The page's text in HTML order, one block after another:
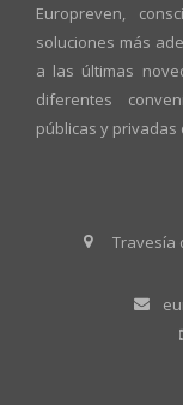
Europreven,
soluciones más
a las últimas
diferentes
públicas y
Travesía